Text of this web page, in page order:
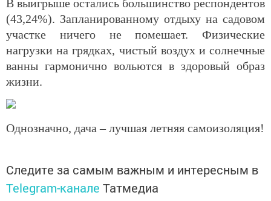
В выигрыше остались большинство респондентов
(43,24%). Запланированному отдыху на садовом
участке ничего не помешает. Физические
нагрузки на грядках, чистый воздух и солнечные
ванны гармонично вольются в здоровый образ
жизни.
Однозначно, дача – лучшая летняя самоизоляция!
Следите за самым важным и интересным в
Telegram-канале Татмедиа